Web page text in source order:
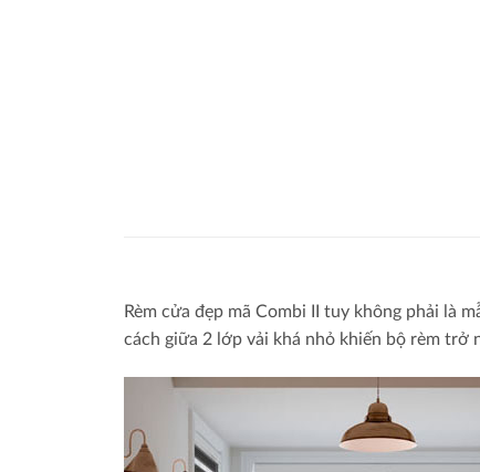
Rèm cửa đẹp mã Combi II tuy không phải là
cách giữa 2 lớp vải khá nhỏ khiến bộ rèm trở